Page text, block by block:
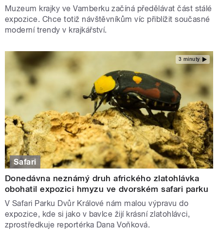
Muzeum krajky ve Vamberku začíná předělávat část stálé
expozice. Chce totiž návštěvníkům víc přiblížit současné
moderní trendy v krajkářství.
3 minuty
Safari
Donedávna neznámý druh afrického zlatohlávka
obohatil expozici hmyzu ve dvorském safari parku
V Safari Parku Dvůr Králové nám malou výpravu do
expozice, kde si jako v bavlce žijí krásní zlatohlávci,
zprostředkuje reportérka Dana Voňková.